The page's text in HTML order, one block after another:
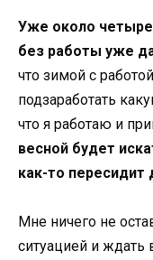
Уже около
без работы уже
что зимой с
подзаработать
что я работаю и
весной будет
как-то пересидит
Мне ничего не
ситуацией и ждать